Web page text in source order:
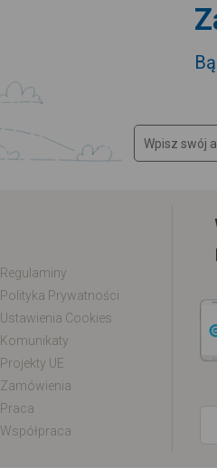
Regulaminy
Polityka Prywatności
Ustawienia Cookies
Komunikaty
Projekty UE
Zamówienia
Praca
Współpraca